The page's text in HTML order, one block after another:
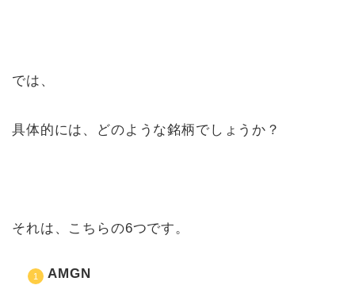
では、
具体的には、どのような銘柄でしょうか？
それは、こちらの6つです。
AMGN